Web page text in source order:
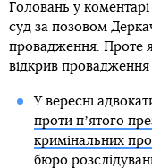
Головань у
суд за позовом
провадження. Проте
відкрив провадження
У вересні
проти пʼятого
кримінальних
бюро